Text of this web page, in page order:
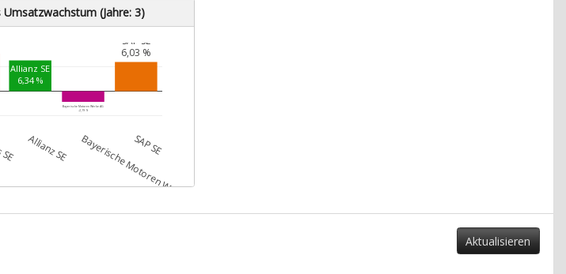
(Jahre: 3)
Allianz SE
6,34 %
Bayerische Motoren Werke AG
-2,19 %
SAP SE
6,03 %
Allianz SE Bayerische Motoren Werke AG
SAP SE
Aktualisieren